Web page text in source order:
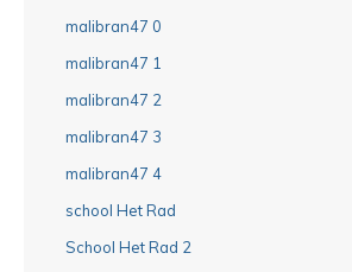
malibran47 0
malibran47 1
malibran47 2
malibran47 3
malibran47 4
school Het Rad
School Het Rad 2